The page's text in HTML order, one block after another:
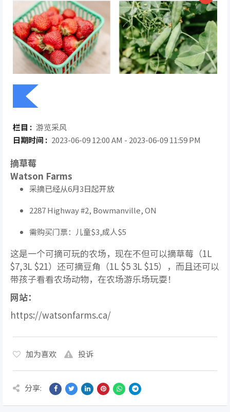
栏目 : 游览采风
日期时间 : 2023-06-09 12:00 AM - 2023-06-09 11:59 PM
摘草莓
Watson Farms
采摘已经从6月3日起开放
2287 Highway #2, Bowmanville, ON
需购买门票：儿童$3,成人$5
这是一个可摘可玩的农场，现在不但可以摘草莓（1L
$7,3L $21）还可摘豆角（1L $5 3L $15），而且还可以
带孩子看看农场动物，在农场游乐场玩耍！
网站：
https://watsonfarms.ca/
加为喜欢 投诉
分享: